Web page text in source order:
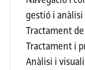
gestió i
Tractament
Tractament i
Anàlisi i